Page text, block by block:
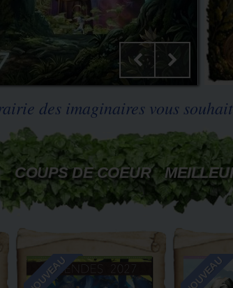
des imaginaires vous
COUPS DE COEUR
NOUVEAU NOUVEAU